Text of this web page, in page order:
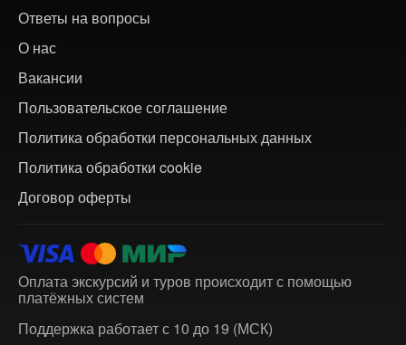
Ответы на вопросы
О нас
Вакансии
Пользовательское соглашение
Политика обработки персональных данных
Политика обработки cookie
Договор оферты
Оплата экскурсий и туров происходит с помощью
платёжных систем
Поддержка работает с 10 до 19 (МСК)